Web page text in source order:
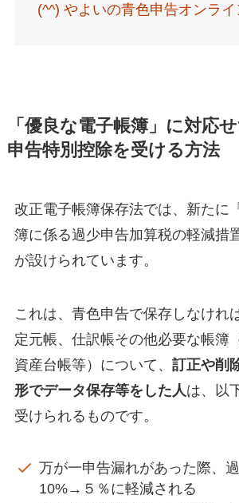
(^^) やよいの青色申告オンラ
「優良な電子帳簿」に対応
申告特別控除を受ける方法
改正電子帳簿保存法では、新たに
簿に係る過少申告加算税の軽減措
が設けられています。
これは、青色申告で保存しなけれ
定元帳、仕訳帳その他必要な帳簿
資産台帳等）について、 訂正や削
形でデータ保存等をした人は、以
受けられるものです。
万が一申告漏れがあった際、
10%→５％に軽減される